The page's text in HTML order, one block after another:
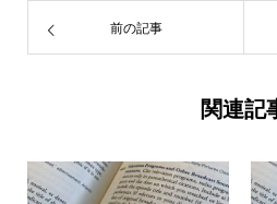
前の記事
関連記